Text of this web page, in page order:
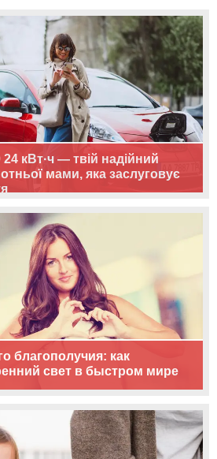
кВт·ч — твій надійний
мами, яка заслуговує
благополучия: как
свет в быстром мире